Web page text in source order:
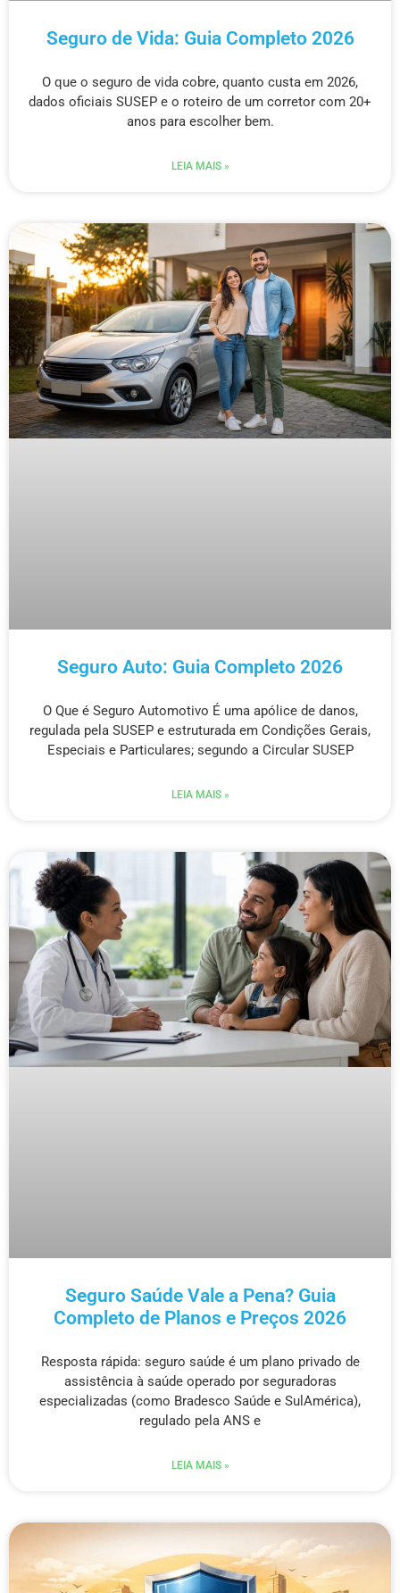
Seguro de Vida: Guia Completo 2026
O que o seguro de vida cobre, quanto custa em 2026,
dados oficiais SUSEP e o roteiro de um corretor com 20+
anos para escolher bem.
LEIA MAIS »
Seguro Auto: Guia Completo 2026
O Que é Seguro Automotivo É uma apólice de danos,
regulada pela SUSEP e estruturada em Condições Gerais,
Especiais e Particulares; segundo a Circular SUSEP
LEIA MAIS »
Seguro Saúde Vale a Pena? Guia
Completo de Planos e Preços 2026
Resposta rápida: seguro saúde é um plano privado de
assistência à saúde operado por seguradoras
especializadas (como Bradesco Saúde e SulAmérica),
regulado pela ANS e
LEIA MAIS »